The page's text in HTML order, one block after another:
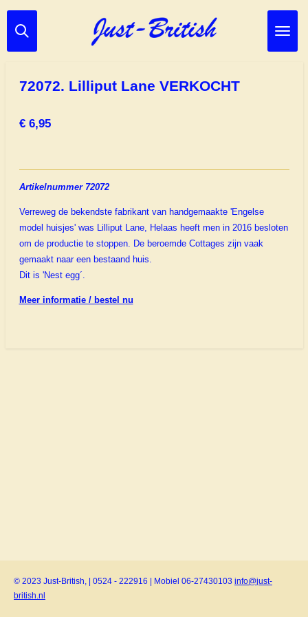
Ga
direct
72072. Lilliput Lane VERKOCHT
€ 6,95
Artikelnummer 72072
Verreweg de bekendste fabrikant van handgemaakte 'Engelse
model huisjes' was Lilliput Lane, Helaas heeft men in 2016 besloten
om de productie te stoppen. De beroemde Cottages zijn vaak
gemaakt naar een bestaand huis.
Dit is 'Nest egg´.
Meer informatie / bestel nu
© 2023 Just-British, | 0524 - 222916 | Mobiel 06-27430103 info@just-
british.nl